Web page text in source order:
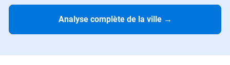
Analyse complète de la ville →